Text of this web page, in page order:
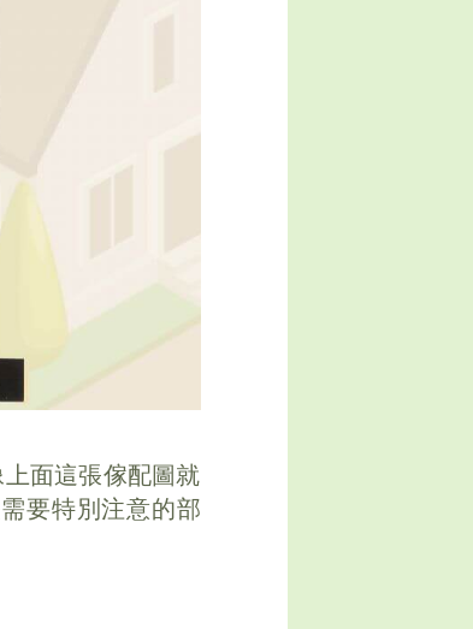
面這張傢配圖就
要特別注意的部